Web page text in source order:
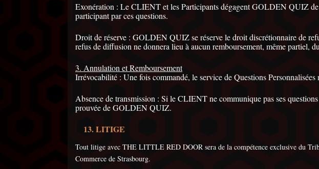
Exonération : Le CLIENT et les Participants dégagent GOLDEN QUIZ
participant par ces questions.
Droit de réserve : GOLDEN QUIZ se réserve le droit discrétionnaire de
refus de diffusion ne donnera lieu à aucun remboursement, même partiel,
3. Annulation et Remboursement
Irrévocabilité : Une fois commandé, le service de Questions Personnalisées
Absence de transmission : Si le CLIENT ne communique pas ses
prouvée de GOLDEN QUIZ.
LITIGE
Tout litige avec THE LITTLE RED DOOR sera de la compétence exclusive du
Commerce de Strasbourg.